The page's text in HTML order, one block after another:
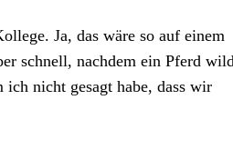
Ja, das wäre so auf einem
schnell, nachdem ein Pferd wild
nicht gesagt habe, dass wir